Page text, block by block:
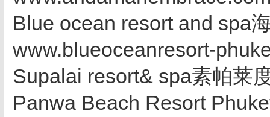
Blue ocean resort and spa
www.blueoceanresort-
Supalai resort& spa素帕莱
Panwa Beach Resort